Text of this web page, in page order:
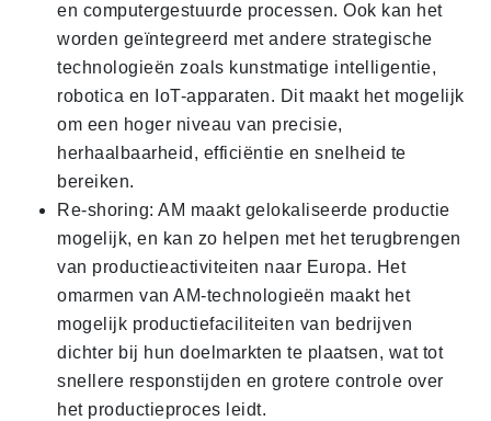
en computergestuurde processen. Ook kan het
worden geïntegreerd met andere strategische
technologieën zoals kunstmatige intelligentie,
robotica en IoT-apparaten. Dit maakt het mogelijk
om een hoger niveau van precisie,
herhaalbaarheid, efficiëntie en snelheid te
bereiken.
Re-shoring: AM maakt gelokaliseerde productie
mogelijk, en kan zo helpen met het terugbrengen
van productieactiviteiten naar Europa. Het
omarmen van AM-technologieën maakt het
mogelijk productiefaciliteiten van bedrijven
dichter bij hun doelmarkten te plaatsen, wat tot
snellere responstijden en grotere controle over
het productieproces leidt.